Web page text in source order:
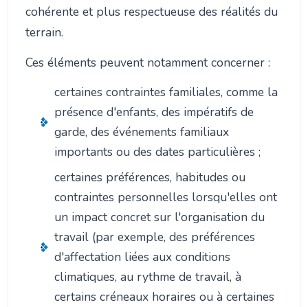
cohérente et plus respectueuse des réalités du
terrain.
Ces éléments peuvent notamment concerner :
certaines contraintes familiales, comme la
présence d'enfants, des impératifs de
garde, des événements familiaux
importants ou des dates particulières ;
certaines préférences, habitudes ou
contraintes personnelles lorsqu'elles ont
un impact concret sur l'organisation du
travail (par exemple, des préférences
d'affectation liées aux conditions
climatiques, au rythme de travail, à
certains créneaux horaires ou à certaines